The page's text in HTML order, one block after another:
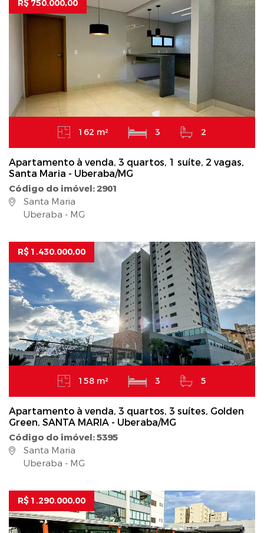
R$ 750.000,00
162 m² 3 2
Apartamento à venda, 3 quartos, 1 suíte, 2 vagas,
Santa Maria - Uberaba/MG
Código do imóvel: 2901
Santa Maria
Uberaba - MG
R$ 1.430.000,00
158 m² 3 5
Apartamento à venda, 3 quartos, 3 suítes, Golden
Green, SANTA MARIA - Uberaba/MG
Código do imóvel: 5395
Santa Maria
Uberaba - MG
R$ 1.290.000,00